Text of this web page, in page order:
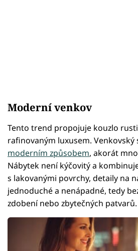
Moderní venkov
Tento trend propojuje kouzlo
rafinovaným luxusem. Venkovský
moderním způsobem, akorát
Nábytek není kýčovitý a
s lakovanými povrchy, detaily na
jednoduché a nenápadné, tedy
zdobení nebo zbytečných patvarů.